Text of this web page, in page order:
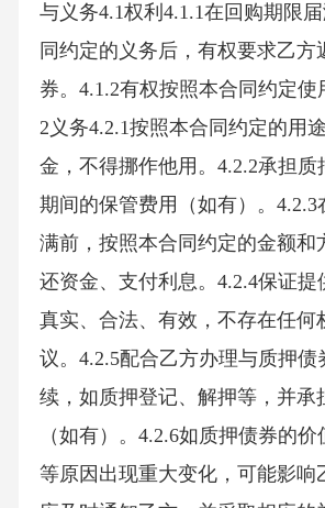
与义务4.1权利4.1.1在回购期限
同约定的义务后，有权要求乙方
券。4.1.2有权按照本合同约定使
2义务4.2.1按照本合同约定的用
金，不得挪作他用。4.2.2承担质
期间的保管费用（如有）。4.2.3
满前，按照本合同约定的金额和
还资金、支付利息。4.2.4保证提
真实、合法、有效，不存在任何
议。4.2.5配合乙方办理与质押债
续，如质押登记、解押等，并承
（如有）。4.2.6如质押债券的
等原因出现重大变化，可能影响